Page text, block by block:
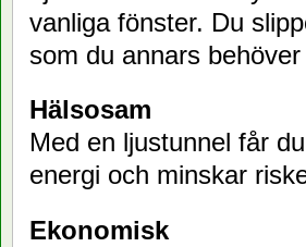
vanliga fönster. Du
som du annars
Hälsosam
Med en ljustunnel får
energi och minskar
Ekonomisk